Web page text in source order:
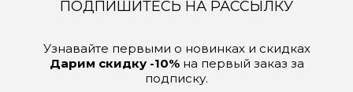
ПОДПИШИТЕСЬ НА РАССЫЛКУ
Узнавайте первыми о новинках и скидках
Дарим скидку -10%на первый заказ за
подписку.